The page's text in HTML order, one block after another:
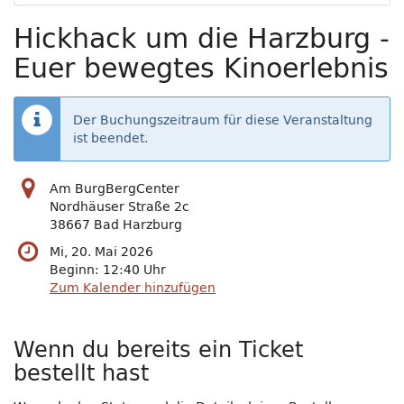
Hickhack um die Harzburg -
Euer bewegtes Kinoerlebnis
Der Buchungszeitraum für diese Veranstaltung
ist beendet.
Am BurgBergCenter
Nordhäuser Straße 2c
38667 Bad Harzburg
Mi, 20. Mai 2026
Beginn: 12:40 Uhr
Zum Kalender hinzufügen
Wenn du bereits ein Ticket
bestellt hast